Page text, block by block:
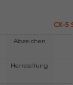
CX-5
Abzeichen
Herrstellung